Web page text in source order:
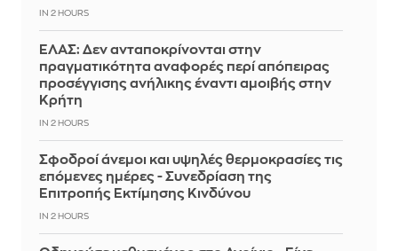
IN 2 HOURS
ΕΛΑΣ: Δεν ανταποκρίνονται στην
πραγματικότητα αναφορές περί απόπειρας
προσέγγισης ανήλικης έναντι αμοιβής στην
Κρήτη
IN 2 HOURS
Σφοδροί άνεμοι και υψηλές θερμοκρασίες τις
επόμενες ημέρες - Συνεδρίαση της
Επιτροπής Εκτίμησης Κινδύνου
IN 2 HOURS